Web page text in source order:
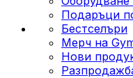
Подаръци
Бестселъри
Мерч на
Нови